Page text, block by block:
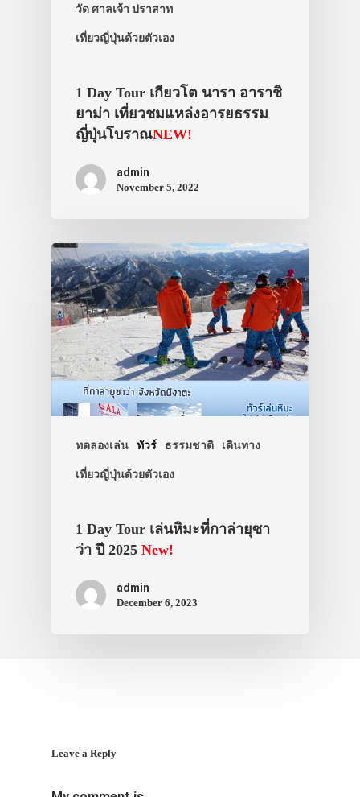
วัด ศาลเจ้า ปราสาท
เที่ยวญี่ปุ่นด้วยตัวเอง
1 Day Tour เกียวโต นารา อาราชิ
ยาม่า เที่ยวชมแหล่งอารยธรรม
ญี่ปุ่นโบราณNEW!
admin
November 5, 2022
ทดลองเล่น ทัวร์ ธรรมชาติ เดินทาง
เที่ยวญี่ปุ่นด้วยตัวเอง
1 Day Tour เล่นหิมะที่กาล่ายุซา
ว่า ปี 2025 New!
admin
December 6, 2023
Leave a Reply
VIDEO
ภาพประทับใจ